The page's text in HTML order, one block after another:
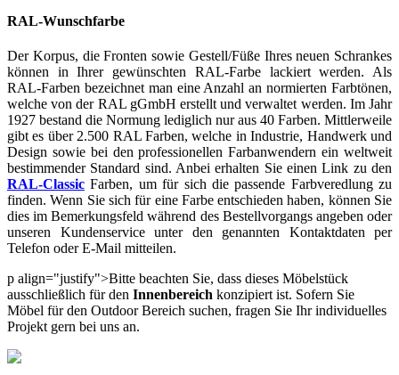
RAL-Wunschfarbe
Der Korpus, die Fronten sowie Gestell/Füße Ihres neuen Schrankes
können in Ihrer gewünschten RAL-Farbe lackiert werden. Als
RAL-Farben bezeichnet man eine Anzahl an normierten Farbtönen,
welche von der RAL gGmbH erstellt und verwaltet werden. Im Jahr
1927 bestand die Normung lediglich nur aus 40 Farben. Mittlerweile
gibt es über 2.500 RAL Farben, welche in Industrie, Handwerk und
Design sowie bei den professionellen Farbanwendern ein weltweit
bestimmender Standard sind. Anbei erhalten Sie einen Link zu den
RAL-Classic Farben, um für sich die passende Farbveredlung zu
finden. Wenn Sie sich für eine Farbe entschieden haben, können Sie
dies im Bemerkungsfeld während des Bestellvorgangs angeben oder
unseren Kundenservice unter den genannten Kontaktdaten per
Telefon oder E-Mail mitteilen.
p align="justify">Bitte beachten Sie, dass dieses Möbelstück
ausschließlich für den Innenbereich konzipiert ist. Sofern Sie
Möbel für den Outdoor Bereich suchen, fragen Sie Ihr individuelles
Projekt gern bei uns an.